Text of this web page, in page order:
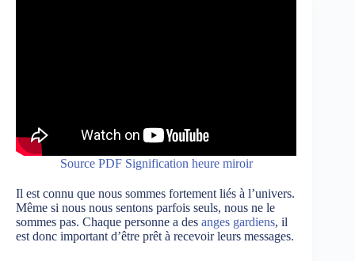
Source PDF Signification heure miroir
Il est connu que nous sommes fortement liés à l’univers.
Même si nous nous sentons parfois seuls, nous ne le
sommes pas. Chaque personne a des anges gardiens, il
est donc important d’être prêt à recevoir leurs messages.